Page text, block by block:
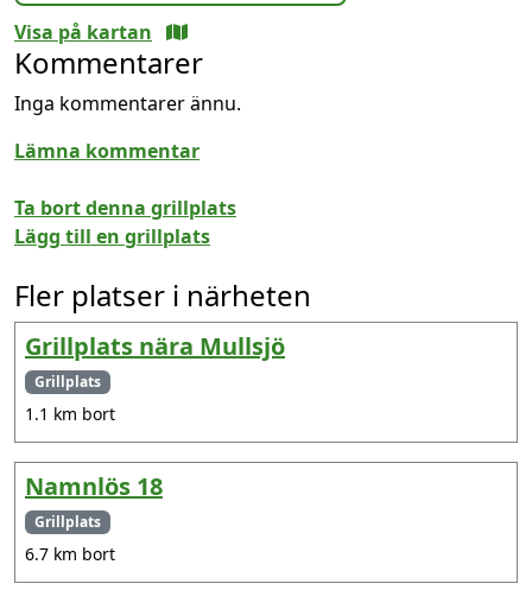
Visa på kartan
Kommentarer
Inga kommentarer ännu.
Lämna kommentar
Ta bort denna grillplats
Lägg till en grillplats
Fler platser i närheten
Grillplats nära Mullsjö
Grillplats
1.1 km bort
Namnlös 18
Grillplats
6.7 km bort